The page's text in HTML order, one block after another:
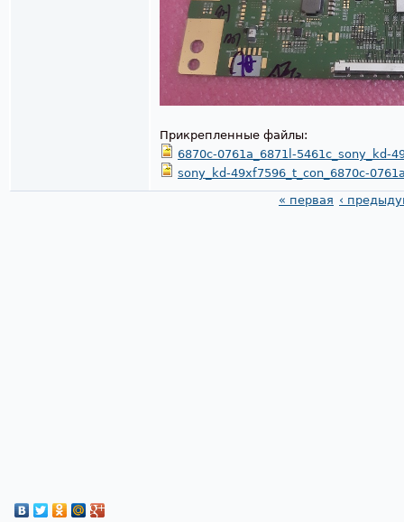
Прикрепленные файлы:
6870c-0761a_6871l-5461c_sony_kd-
sony_kd-49xf7596_t_con_6870c-
« первая ‹